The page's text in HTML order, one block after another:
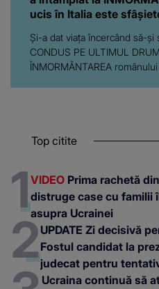
ucis în Italia este
Și-a dat viața încercând să-și
CONDUS PE ULTIMUL
ÎNMORMÂNTAREA
Top citite
VIDEO Prima rachetă
distruge case cu familii
asupra Ucrainei
UPDATE Zi decisivă
Fostul candidat la
judecat pentru
Ucraina continuă să